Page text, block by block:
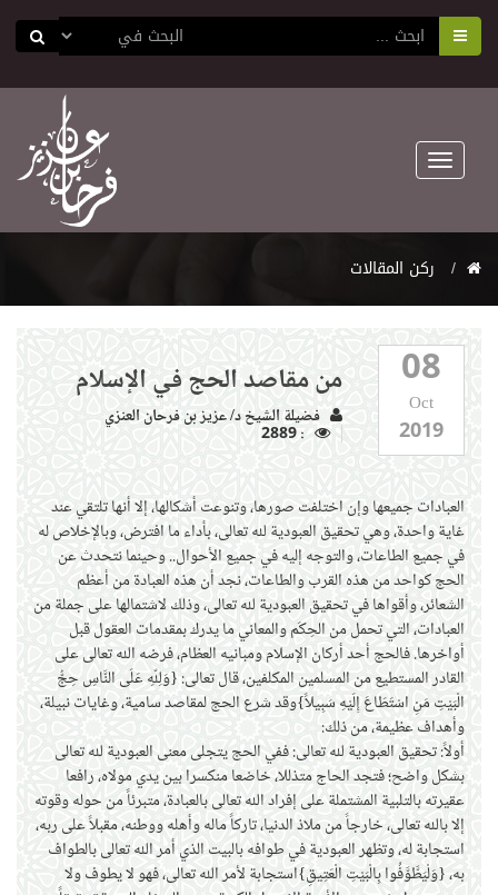
Toggle
navigation
ركن المقالات
08
Oct
2019
من مقاصد الحج في الإسلام
فضيلة الشيخ د/ عزيز بن فرحان العنزي
: 2889
العبادات جميعها وإن اختلفت صورها، وتنوعت أشكالها، إلا أنها تلتقي عند
غاية واحدة، وهي تحقيق العبودية لله تعالى، بأداء ما افترض، وبالإخلاص له
في جميع الطاعات، والتوجه إليه في جميع الأحوال.. وحينما نتحدث عن
الحج كواحد من هذه القرب والطاعات، نجد أن هذه العبادة من أعظم
الشعائر، وأقواها في تحقيق العبودية لله تعالى، وذلك لاشتمالها على جملة من
العبادات، التي تحمل من الحِكَم والمعاني ما يدرك بمقدمات العقول قبل
أواخرها. فالحج أحد أركان الإسلام ومبانيه العظام، فرضه الله تعالى على
القادر المستطيع من المسلمين المكلفين، قال تعالى: {وَلِلّهِ عَلَى النَّاسِ حِجُّ
الْبَيْتِ مَنِ اسْتَطَاعَ إِلَيْهِ سَبِيلاً}وقد شرع الحج لمقاصد سامية، وغايات نبيلة،
وأهداف عظيمة، من ذلك:
أولاً: تحقيق العبودية لله تعالى: ففي الحج يتجلى معنى العبودية لله تعالى
بشكل واضح؛ فتجد الحاج متذللا، خاضعا منكسرا بين يدي مولاه، رافعا
عقيرته بالتلبية المشتملة على إفراد الله تعالى بالعبادة، متبرئاً من حوله وقوته
إلا بالله تعالى، خارجاً من ملاذ الدنيا، تاركاً ماله وأهله ووطنه، مقبلاً على ربه،
استجابة له، وتظهر العبودية في طوافه بالبيت الذي أمر الله تعالى بالطواف
به، {وَلْيَطَّوَّفُوا بِالْبَيْتِ الْعَتِيقِ}استجابة لأمر الله تعالى، فهو لا يطوف ولا